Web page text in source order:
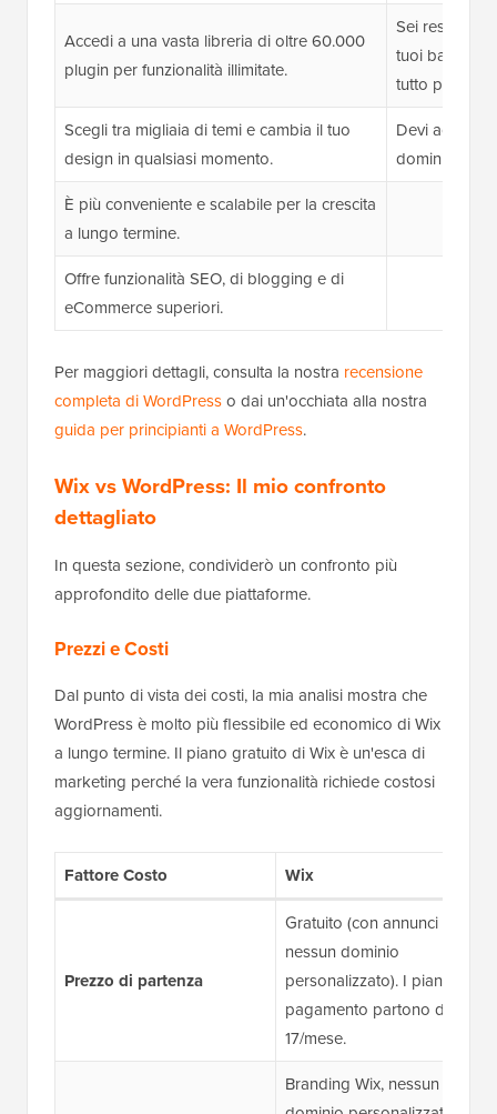
Accedi a una vasta libreria di oltre 60.000
plugin per funzionalità illimitate.
Sei
tuoi backup
tutto più
Scegli tra migliaia di temi e cambia il tuo
design in qualsiasi momento.
Devi
dominio e il
È più conveniente e scalabile per la crescita
a lungo termine.
Offre funzionalità SEO, di blogging e di
eCommerce superiori.
Per maggiori dettagli, consulta la nostra recensione
completa di WordPresso dai un'occhiata alla nostra
guida per principianti a WordPress.
Wix vs WordPress: Il mio confronto
dettagliato
In questa sezione, condividerò un confronto più
approfondito delle due piattaforme.
Prezzi e Costi
Dal punto di vista dei costi, la mia analisi mostra che
WordPress è molto più flessibile ed economico di Wix
a lungo termine. Il piano gratuito di Wix è un'esca di
marketing perché la vera funzionalità richiede costosi
aggiornamenti.
Fattore Costo Wix
Prezzo di partenza
Gratuito (con annunci Wix e
nessun dominio
personalizzato). I piani a
pagamento partono da $
17/mese.
Branding Wix, nessun